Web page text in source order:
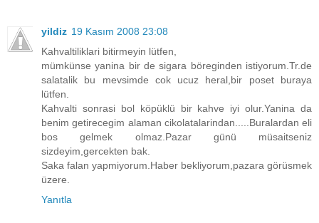
yildiz 19 Kasım 2008 23:08
Kahvaltiliklari bitirmeyin lütfen,
mümkünse yanina bir de sigara böreginden istiyorum.Tr.de
salatalik bu mevsimde cok ucuz heral,bir poset buraya
lütfen.
Kahvalti sonrasi bol köpüklü bir kahve iyi olur.Yanina da
benim getirecegim alaman cikolatalarindan.....Buralardan eli
bos gelmek olmaz.Pazar günü müsaitseniz
sizdeyim,gercekten bak.
Saka falan yapmiyorum.Haber bekliyorum,pazara görüsmek
üzere.
Yanıtla